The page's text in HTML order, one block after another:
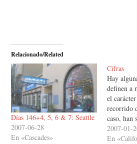
Relacionado/Related
Días 146+4, 5, 6 & 7: Seattle
2007-06-28
En «Cascades»
Cifras
Hay
definen a
el
recorrido
caso, han
millas o
igual para
2007-01-
En